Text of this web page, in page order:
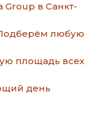
в Санкт-
любую
площадь всех
день